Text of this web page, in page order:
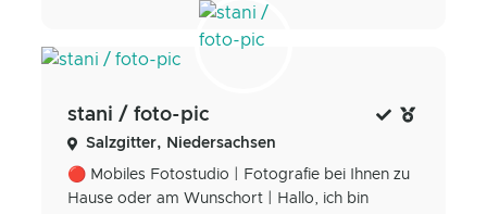
stani / foto-pic
Salzgitter, Niedersachsen
🔴 Mobiles Fotostudio | Fotografie bei Ihnen zu
Hause oder am Wunschort | Hallo, ich bin